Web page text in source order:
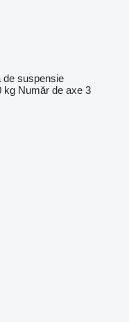
de suspensie
kg Număr de axe 3